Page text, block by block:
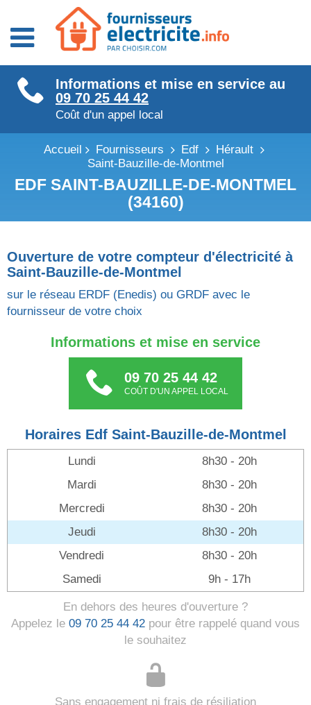
Fournisseurs énergie
Fournisseurs électricité
Fournisseurs gaz
Informations et mise en service au
09 70 25 44 42
Coût d'un appel local
Accueil Fournisseurs Edf
Hérault
Saint-Bauzille-de-Montmel
EDF SAINT-BAUZILLE-DE-MONTMEL
(34160)
Ouverture de votre compteur d'électricité à
Saint-Bauzille-de-Montmel
sur le réseau ERDF (Enedis) ou GRDF avec le
fournisseur de votre choix
Informations et mise en service
09 70 25 44 42
COÛT D'UN APPEL LOCAL
Horaires Edf Saint-Bauzille-de-Montmel
Lundi
8h30 - 20h
Mardi
8h30 - 20h
Mercredi
8h30 - 20h
Jeudi
8h30 - 20h
Vendredi
8h30 - 20h
Samedi
9h - 17h
En dehors des heures d'ouverture ?
Appelez le 09 70 25 44 42 pour être rappelé quand vous
le souhaitez
Sans engagement ni frais de résiliation